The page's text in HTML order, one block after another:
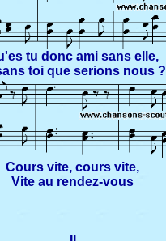
tu donc ami sans elle,
toi que serions nous ?
Cours vite, cours vite,
Vite au rendez-vous